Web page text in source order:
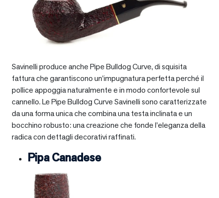
Savinelli produce anche Pipe Bulldog Curve, di squisita
fattura che garantiscono un’impugnatura perfetta perché il
pollice appoggia naturalmente e in modo confortevole sul
cannello. Le Pipe Bulldog Curve Savinelli sono caratterizzate
da una forma unica che combina una testa inclinata e un
bocchino robusto: una creazione che fonde l’eleganza della
radica con dettagli decorativi raffinati.
Pipa Canadese